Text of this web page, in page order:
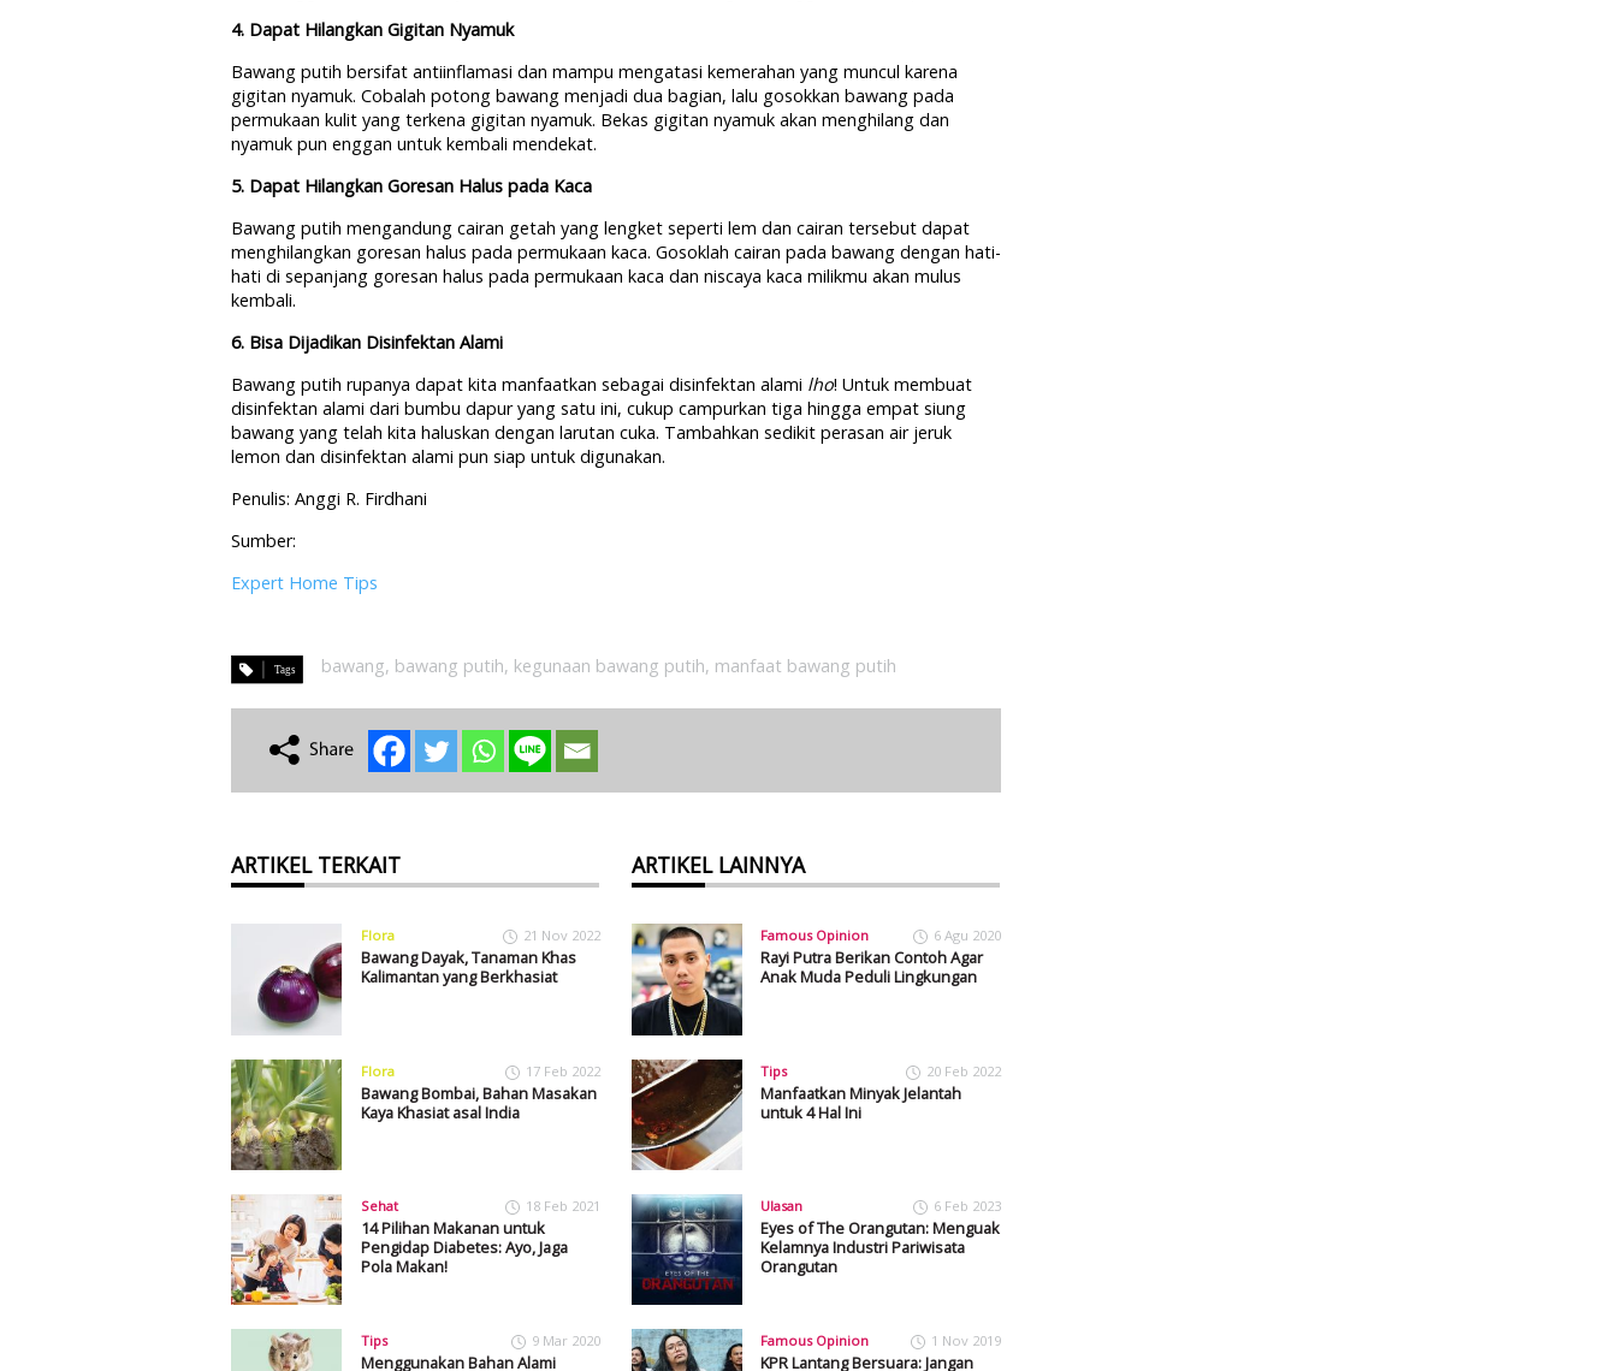
4. Dapat Hilangkan Gigitan Nyamuk
Bawang putih bersifat antiinflamasi dan mampu mengatasi kemerahan yang muncul karena
gigitan nyamuk. Cobalah potong bawang menjadi dua bagian, lalu gosokkan bawang pada
permukaan kulit yang terkena gigitan nyamuk. Bekas gigitan nyamuk akan menghilang dan
nyamuk pun enggan untuk kembali mendekat.
5. Dapat Hilangkan Goresan Halus pada Kaca
Bawang putih mengandung cairan getah yang lengket seperti lem dan cairan tersebut dapat
menghilangkan goresan halus pada permukaan kaca. Gosoklah cairan pada bawang dengan hati-
hati di sepanjang goresan halus pada permukaan kaca dan niscaya kaca milikmu akan mulus
kembali.
6. Bisa Dijadikan Disinfektan Alami
Bawang putih rupanya dapat kita manfaatkan sebagai disinfektan alami lho! Untuk membuat
disinfektan alami dari bumbu dapur yang satu ini, cukup campurkan tiga hingga empat siung
bawang yang telah kita haluskan dengan larutan cuka. Tambahkan sedikit perasan air jeruk
lemon dan disinfektan alami pun siap untuk digunakan.
Penulis: Anggi R. Firdhani
Sumber:
Expert Home Tips
bawang, bawang putih, kegunaan bawang putih, manfaat bawang putih
ARTIKEL TERKAIT
Flora 21 Nov 2022
Bawang Dayak, Tanaman Khas
Kalimantan yang Berkhasiat
Flora 17 Feb 2022
Bawang Bombai, Bahan Masakan
Kaya Khasiat asal India
Sehat 18 Feb 2021
14 Pilihan Makanan untuk
Pengidap Diabetes: Ayo, Jaga
Pola Makan!
Tips 9 Mar 2020
Menggunakan Bahan Alami
ARTIKEL LAINNYA
Famous Opinion 6 Agu 2020
Rayi Putra Berikan Contoh Agar
Anak Muda Peduli Lingkungan
Tips 20 Feb 2022
Manfaatkan Minyak Jelantah
untuk 4 Hal Ini
Ulasan 6 Feb 2023
Eyes of The Orangutan: Menguak
Kelamnya Industri Pariwisata
Orangutan
Famous Opinion 1 Nov 2019
KPR Lantang Bersuara: Jangan